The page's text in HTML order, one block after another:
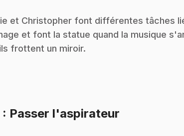
et Christopher font différentes tâches
et font la statue quand la musique
frottent un miroir.
: Passer l'aspirateur